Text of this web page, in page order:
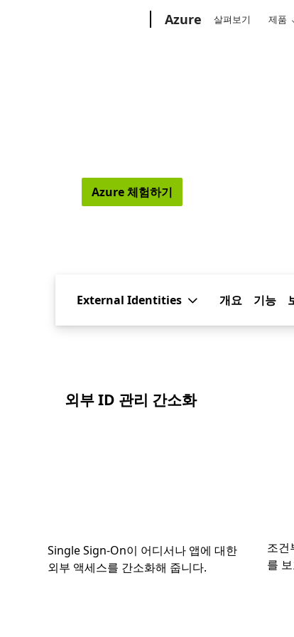
Azure 살펴보기 제품
Azure 체험하기
External Identities 개요 기능
외부 ID 관리 간소화
Single Sign-On이 어디서나 앱에 대한
외부 액세스를 간소화해 줍니다.
조건
를